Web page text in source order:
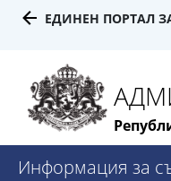
ЕДИНЕН ПОРТАЛ
Информация за